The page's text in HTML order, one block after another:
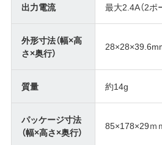
出力電流 最大2.4A（2ポ
外形寸法（幅×高
さ×奥行）
質量 約14g
パッケージ寸法
（幅×高さ×奥行）
85×178×29ｍ